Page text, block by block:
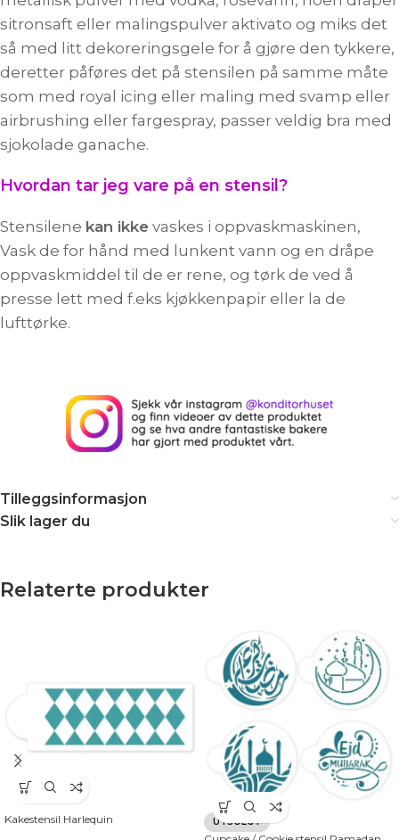
sitronsaft eller malingspulver aktivato og miks det
så med litt dekoreringsgele for å gjøre den tykkere,
deretter påføres det på stensilen på samme måte
som med royal icing eller maling med svamp eller
airbrushing eller fargespray, passer veldig bra med
sjokolade ganache.
Hvordan tar jeg vare på en stensil?
Stensilene kan ikke vaskes i oppvaskmaskinen,
Vask de for hånd med lunkent vann og en dråpe
oppvaskmiddel til de er rene, og tørk de ved å
presse lett med f.eks kjøkkenpapir eller la de
lufttørke.
Tilleggsinformasjon
Slik lager du
Relaterte produkter
Kakestensil Harlequin UTSOLGT